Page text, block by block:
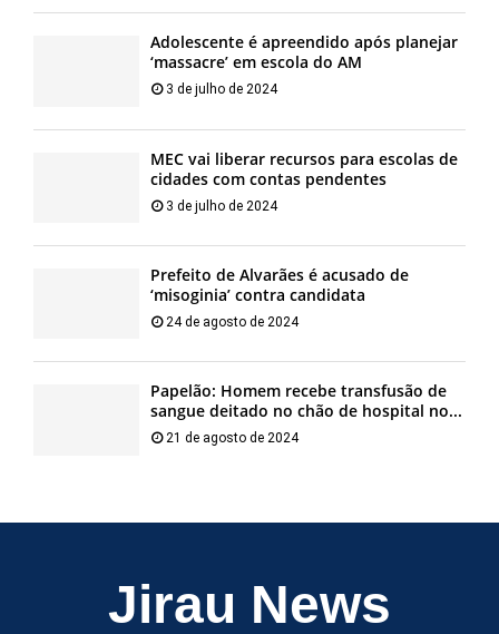
Adolescente é apreendido após planejar
‘massacre’ em escola do AM
3 de julho de 2024
MEC vai liberar recursos para escolas de
cidades com contas pendentes
3 de julho de 2024
Prefeito de Alvarães é acusado de
‘misoginia’ contra candidata
24 de agosto de 2024
Papelão: Homem recebe transfusão de
sangue deitado no chão de hospital no...
21 de agosto de 2024
Jirau News